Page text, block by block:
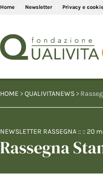
Home Newsletter Privacy e
HOME >QUALIVITANEWS >
NEWSLETTER RASSEGNA :: :: 20
Rassegna